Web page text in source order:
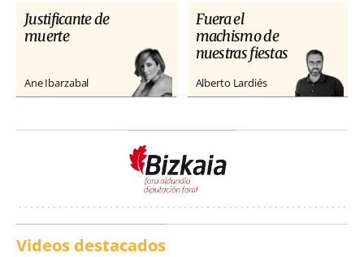
Justificante de
muerte
Ane Ibarzabal
Fuera el
machismo de
nuestras fiestas
Alberto Lardiés
Videos destacados